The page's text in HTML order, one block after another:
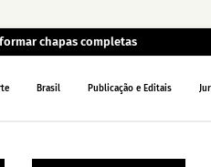
chapas completas
Brasil Publicação e Editais